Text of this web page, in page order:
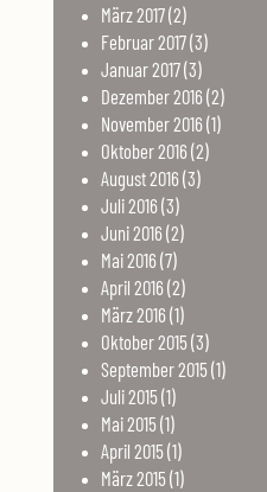
März2017(2)
Februar2017(3)
Januar2017(3)
Dezember2016(2)
November2016(1)
Oktober2016(2)
August2016(3)
Juli2016(3)
Juni2016(2)
Mai2016(7)
April 2016(2)
März2016(1)
Oktober2015(3)
September2015(1)
Juli2015(1)
Mai2015(1)
April 2015(1)
März2015(1)